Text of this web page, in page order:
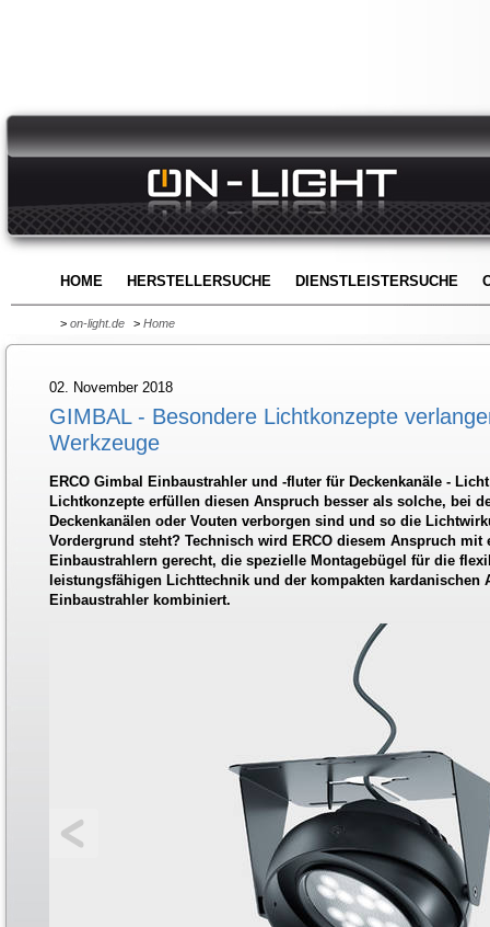
HOME HERSTELLERSUCHE DIENSTLEISTERSUCHE
> on-light.de > Home
02. November 2018
GIMBAL - Besondere Lichtkonzepte
Werkzeuge
ERCO Gimbal Einbaustrahler und -fluter für Deckenkanäle -
Lichtkonzepte erfüllen diesen Anspruch besser als solche, bei
Deckenkanälen oder Vouten verborgen sind und so die
Vordergrund steht? Technisch wird ERCO diesem Anspruch mit
Einbaustrahlern gerecht, die spezielle Montagebügel für die
leistungsfähigen Lichttechnik und der kompakten kardanischen
Einbaustrahler kombiniert.